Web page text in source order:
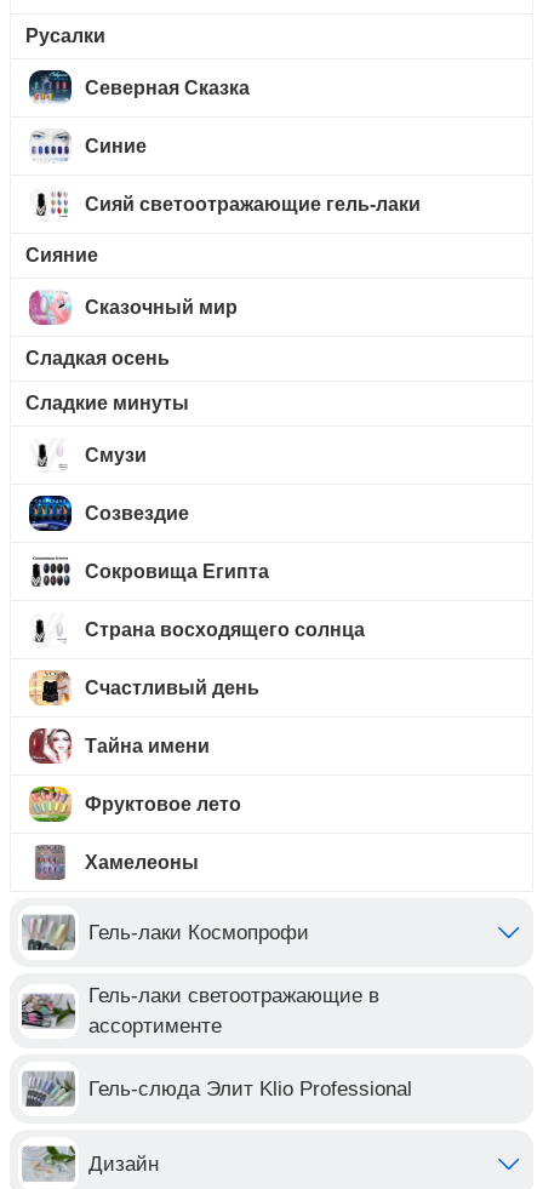
Русалки
Северная Сказка
Синие
Сияй светоотражающие гель-лаки
Сияние
Сказочный мир
Сладкая осень
Сладкие минуты
Смузи
Созвездие
Сокровища Египта
Страна восходящего солнца
Счастливый день
Тайна имени
Фруктовое лето
Хамелеоны
Гель-лаки Космопрофи
Гель-лаки светоотражающие в
ассортименте
Гель-слюда Элит Klio Professional
Дизайн